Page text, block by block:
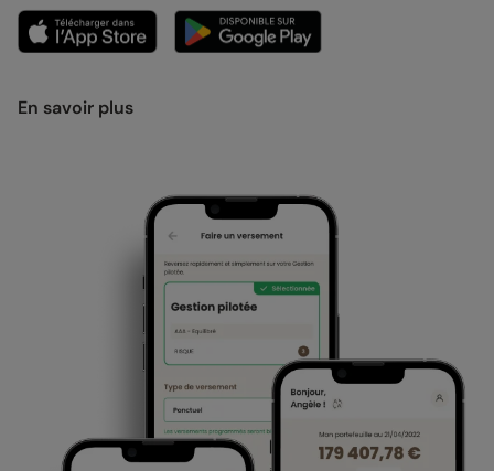
En savoir plus